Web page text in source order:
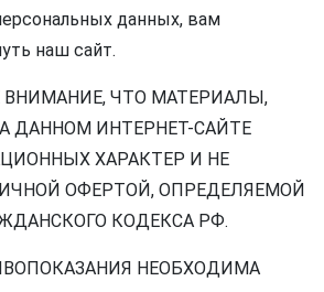
данных, вам
наш сайт.
ЧТО МАТЕРИАЛЫ,
ДАННОМ ИНТЕРНЕТ-САЙТЕ
ХАРАКТЕР И НЕ
ОФЕРТОЙ, ОПРЕДЕЛЯЕМОЙ
КОДЕКСА РФ.
НЕОБХОДИМА